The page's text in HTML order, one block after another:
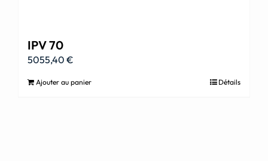
IPV 70
5055,40 €
Ajouter au panier Détails